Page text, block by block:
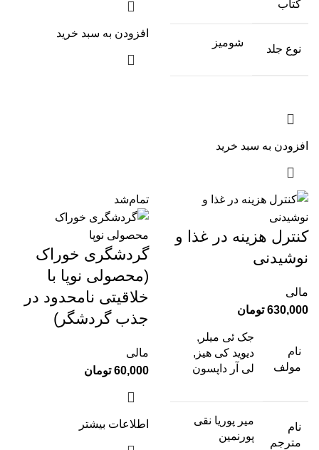
کتاب
نوع جلد
شومیز
افزودن به سبد خرید
افزودن به سبد خرید
کنترل هزینه در غذا و
نوشیدنی
مالی
630,000 تومان
نام
مولف
جک ئی میلر,
دیوید کی هیز,
لی آر داپسون
نام
مترجم
میر پوریا نقی
پورنمین
تمام‌شد
گردشگری خوراک
(محصولی نوپا با
خلاقیتی نامحدود در
جذب گردشگر)
مالی
60,000 تومان
اطلاعات بیشتر